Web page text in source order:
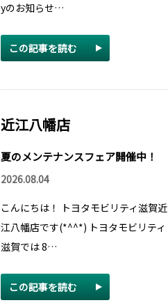
yのお知らせ…
この記事を読む
近江八幡店
夏のメンテナンスフェア開催中！
2026.08.04
こんにちは！ トヨタモビリティ滋賀近
江八幡店です(*^^*) トヨタモビリティ
滋賀では 8…
この記事を読む